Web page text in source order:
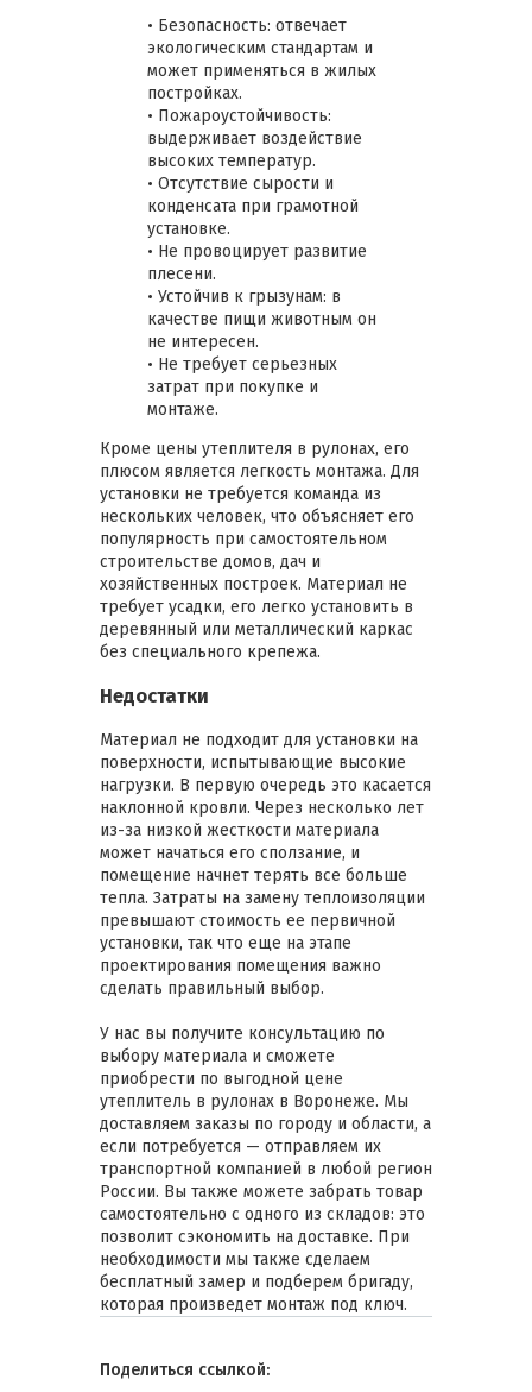
• Безопасность: отвечает
экологическим стандартам и
может применяться в жилых
постройках.
• Пожароустойчивость:
выдерживает воздействие
высоких температур.
• Отсутствие сырости и
конденсата при грамотной
установке.
• Не провоцирует развитие
плесени.
• Устойчив к грызунам: в
качестве пищи животным он
не интересен.
• Не требует серьезных
затрат при покупке и
монтаже.
Кроме цены утеплителя в рулонах, его
плюсом является легкость монтажа. Для
установки не требуется команда из
нескольких человек, что объясняет его
популярность при самостоятельном
строительстве домов, дач и
хозяйственных построек. Материал не
требует усадки, его легко установить в
деревянный или металлический каркас
без специального крепежа.
Недостатки
Материал не подходит для установки на
поверхности, испытывающие высокие
нагрузки. В первую очередь это касается
наклонной кровли. Через несколько лет
из-за низкой жесткости материала
может начаться его сползание, и
помещение начнет терять все больше
тепла. Затраты на замену теплоизоляции
превышают стоимость ее первичной
установки, так что еще на этапе
проектирования помещения важно
сделать правильный выбор.
У нас вы получите консультацию по
выбору материала и сможете
приобрести по выгодной цене
утеплитель в рулонах в Воронеже. Мы
доставляем заказы по городу и области, а
если потребуется — отправляем их
транспортной компанией в любой регион
России. Вы также можете забрать товар
самостоятельно с одного из складов: это
позволит сэкономить на доставке. При
необходимости мы также сделаем
бесплатный замер и подберем бригаду,
которая произведет монтаж под ключ.
Поделиться ссылкой: